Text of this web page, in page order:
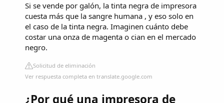
Si se vende por galón, la tinta negra de impresora
cuesta más que la sangre humana , y eso solo en
el caso de la tinta negra. Imaginen cuánto debe
costar una onza de magenta o cian en el mercado
negro.
Solicitud de eliminación
Ver respuesta completa en translate.google.com
¿Por qué una impresora de